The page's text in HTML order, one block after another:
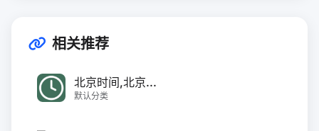
相关推荐
北京时间,北京...
默认分类